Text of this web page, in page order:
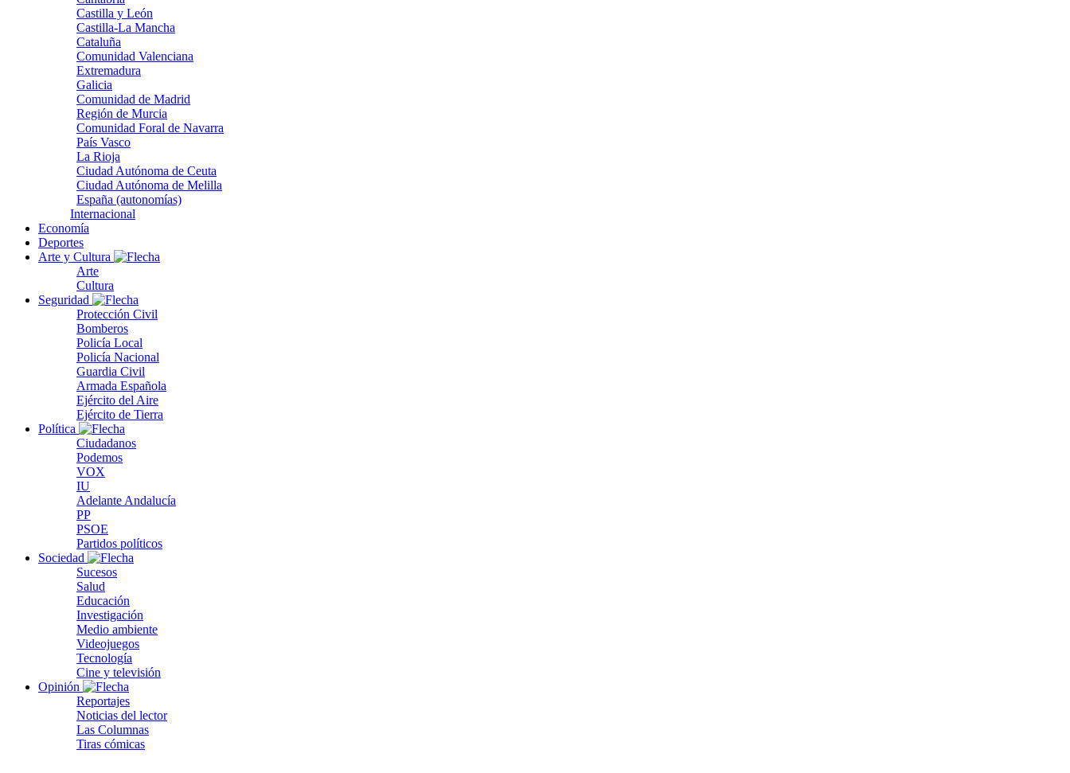
Castilla y León
Castilla-La Mancha
Cataluña
Comunidad Valenciana
Extremadura
Galicia
Comunidad de Madrid
Región de Murcia
Comunidad Foral de Navarra
País Vasco
La Rioja
Ciudad Autónoma de Ceuta
Ciudad Autónoma de Melilla
España (autonomías)
Internacional
Economía
Deportes
Arte y Cultura
Arte
Cultura
Seguridad
Protección Civil
Bomberos
Policía Local
Policía Nacional
Guardia Civil
Armada Española
Ejército del Aire
Ejército de Tierra
Política
Ciudadanos
Podemos
VOX
IU
Adelante Andalucía
PP
PSOE
Partidos políticos
Sociedad
Sucesos
Salud
Educación
Investigación
Medio ambiente
Videojuegos
Tecnología
Cine y televisión
Opinión
Reportajes
Noticias del lector
Las Columnas
Tiras cómicas